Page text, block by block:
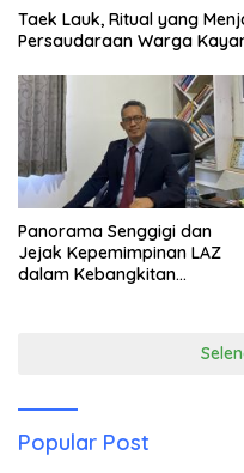
Taek Lauk, Ritual yang
Persaudaraan Warga
Panorama Senggigi dan
Jejak Kepemimpinan LAZ
dalam Kebangkitan
Popular Post